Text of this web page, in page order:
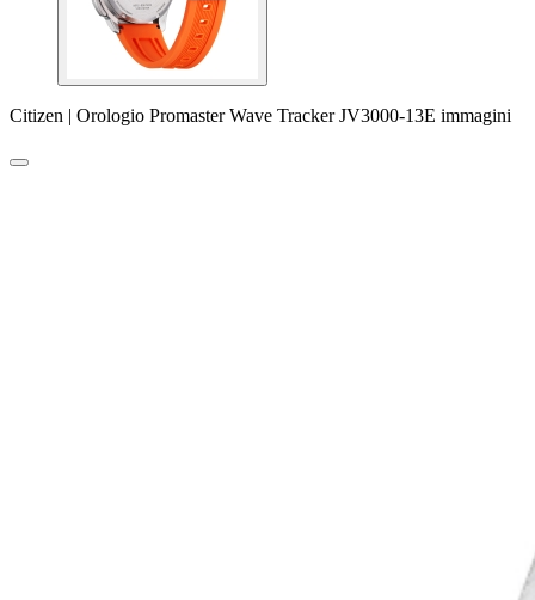
Citizen | Orologio Promaster Wave Tracker JV3000-13E immagini